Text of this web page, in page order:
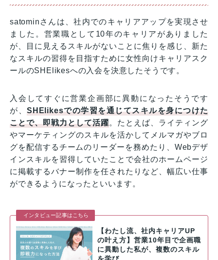
satominさんは、社内でのキャリアアップを実現させ
ました。営業職として10年のキャリアがありました
が、目に見えるスキルがないことに焦りを感じ、新た
なスキルの習得を目指すために女性向けキャリアスク
ールのSHElikesへの入会を決意したそうです。
入会してすぐに営業企画部に異動になったそうです
が、SHElikesでの学習を通じてスキルを身につけた
ことで、即戦力として活躍。たとえば、ライティング
やマーケティングのスキルを活かしてメルマガやブロ
グを配信するチームのリーダーを務めたり、Webデザ
インスキルを習得していたことで会社のホームページ
に掲載するバナー制作を任されたりなど、幅広い仕事
ができるようになったといいます。
インタビュー記事はこちら
【わたし流、社内キャリアUP
の叶え方】営業10年目で企画職
に異動した私が、複数のスキル